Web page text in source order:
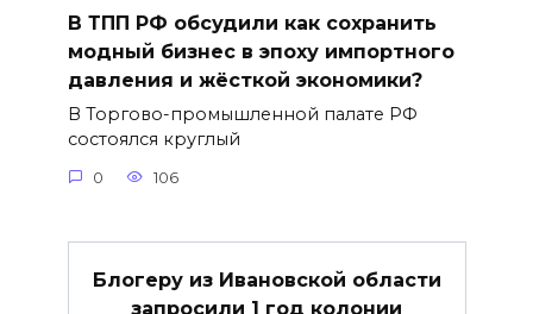
В ТПП РФ обсудили как сохранить
модный бизнес в эпоху импортного
давления и жёсткой экономики?
В Торгово-промышленной палате РФ
состоялся круглый
0 106
Блогеру из Ивановской области
запросили 1 год колонии